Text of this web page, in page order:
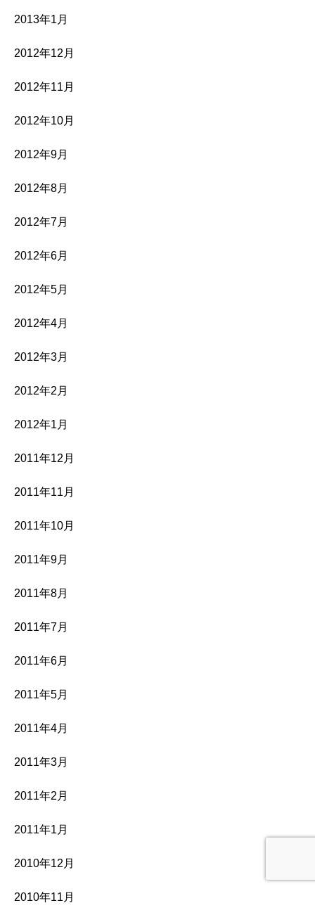
2013年1月
2012年12月
2012年11月
2012年10月
2012年9月
2012年8月
2012年7月
2012年6月
2012年5月
2012年4月
2012年3月
2012年2月
2012年1月
2011年12月
2011年11月
2011年10月
2011年9月
2011年8月
2011年7月
2011年6月
2011年5月
2011年4月
2011年3月
2011年2月
2011年1月
2010年12月
2010年11月